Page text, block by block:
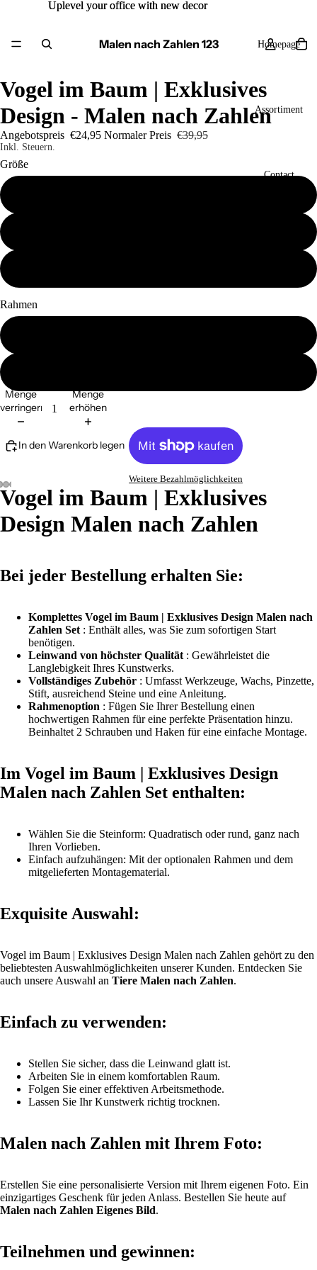
Uplevel your office with new decor
Uplevel your office with new decor
Malen nach Zahlen 123 Homepage
Assortiment
Contact
Vogel im Baum | Exklusives
Design - Malen nach Zahlen
Angebotspreis €24,95 Normaler Preis €39,95
Inkl. Steuern.
Größe
Rahmen
Menge
verringern
Menge
erhöhen
In den Warenkorb legen
Weitere Bezahlmöglichkeiten
Vogel im Baum | Exklusives
Design Malen nach Zahlen
Bei jeder Bestellung erhalten Sie:
Komplettes Vogel im Baum | Exklusives Design Malen nach
Zahlen Set : Enthält alles, was Sie zum sofortigen Start
benötigen.
Leinwand von höchster Qualität : Gewährleistet die
Langlebigkeit Ihres Kunstwerks.
Vollständiges Zubehör : Umfasst Werkzeuge, Wachs, Pinzette,
Stift, ausreichend Steine und eine Anleitung.
Rahmenoption : Fügen Sie Ihrer Bestellung einen
hochwertigen Rahmen für eine perfekte Präsentation hinzu.
Beinhaltet 2 Schrauben und Haken für eine einfache Montage.
Im Vogel im Baum | Exklusives Design
Malen nach Zahlen Set enthalten:
Wählen Sie die Steinform: Quadratisch oder rund, ganz nach
Ihren Vorlieben.
Einfach aufzuhängen: Mit der optionalen Rahmen und dem
mitgelieferten Montagematerial.
Exquisite Auswahl:
Vogel im Baum | Exklusives Design Malen nach Zahlen gehört zu den
beliebtesten Auswahlmöglichkeiten unserer Kunden. Entdecken Sie
auch unsere Auswahl an Tiere Malen nach Zahlen.
Einfach zu verwenden:
Stellen Sie sicher, dass die Leinwand glatt ist.
Arbeiten Sie in einem komfortablen Raum.
Folgen Sie einer effektiven Arbeitsmethode.
Lassen Sie Ihr Kunstwerk richtig trocknen.
Malen nach Zahlen mit Ihrem Foto:
Erstellen Sie eine personalisierte Version mit Ihrem eigenen Foto. Ein
einzigartiges Geschenk für jeden Anlass. Bestellen Sie heute auf
Malen nach Zahlen Eigenes Bild.
Teilnehmen und gewinnen: